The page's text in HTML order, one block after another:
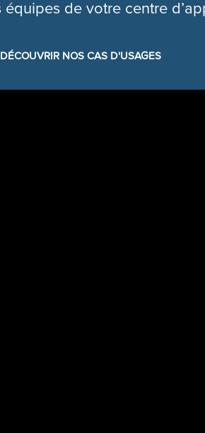
de votre centre
DÉCOUVRIR NOS CAS D'USAGES